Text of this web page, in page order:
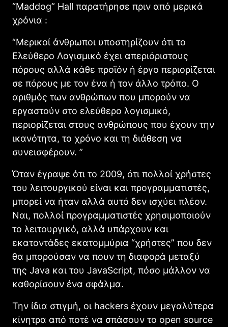
“Maddog” Hall παρατήρησε πριν από μερικά
χρόνια :
“Μερικοί άνθρωποι υποστηρίζουν ότι το
Ελεύθερο Λογισμικό έχει απεριόριστους
πόρους αλλά κάθε προϊόν ή έργο περιορίζεται
σε πόρους με τον ένα ή τον άλλο τρόπο. Ο
αριθμός των ανθρώπων που μπορούν να
εργαστούν στο ελεύθερο λογισμικό,
περιορίζεται στους ανθρώπους που έχουν την
ικανότητα, το χρόνο και τη διάθεση να
συνεισφέρουν. ”
Όταν έγραψε ότι το 2009, ότι πολλοί χρήστες
του λειτουργικού είναι και προγραμματιστές,
μπορεί να ήταν αλλά αυτό δεν ισχύει πλέον.
Ναι, πολλοί προγραμματιστές χρησιμοποιούν
το λειτουργικό, αλλά υπάρχουν και
εκατοντάδες εκατομμύρια “χρήστες” που δεν
θα μπορούσαν να πουν τη διαφορά μεταξύ
της Java και του JavaScript, πόσο μάλλον να
καθορίσουν ένα σφάλμα.
Την ίδια στιγμή, οι hackers έχουν μεγαλύτερα
κίνητρα από ποτέ να σπάσουν το open source